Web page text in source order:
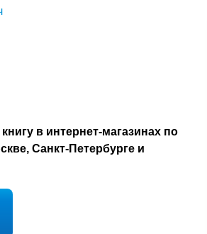
в интернет-магазинах по
Санкт-Петербурге и